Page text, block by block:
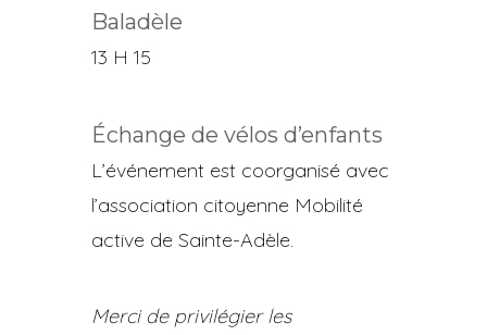
Baladèle
13 H 15
Échange de vélos d’enfants
L’événement est coorganisé avec
l’association citoyenne Mobilité
active de Sainte-Adèle.
Merci de privilégier les